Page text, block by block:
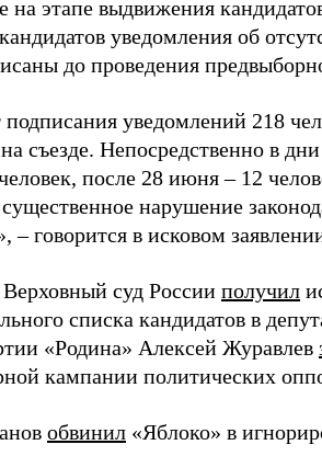
этапе выдвижения
уведомления об
до проведения
уведомлений 218
съезде. Непосредственно в дни
после 28 июня – 12
нарушение
говорится в исковом
суд России получил
списка кандидатов в
«Родина» Алексей Журавлев
кампании политических
обвинил «Яблоко» в